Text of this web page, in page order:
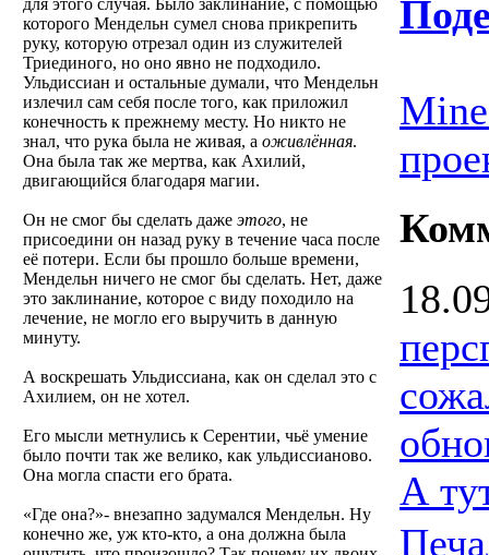
для этого случая. Было заклинание, с помощью
которого Мендельн сумел снова прикрепить
руку, которую отрезал один из служителей
Триединого, но оно явно не подходило.
Ульдиссиан и остальные думали, что Мендельн
излечил сам себя после того, как приложил
конечность к прежнему месту. Но никто не
знал, что рука была не живая, а оживлённая.
Она была так же мертва, как Ахилий,
двигающийся благодаря магии.
Он не смог бы сделать даже этого, не
присоедини он назад руку в течение часа после
её потери. Если бы прошло больше времени,
Мендельн ничего не смог бы сделать. Нет, даже
это заклинание, которое с виду походило на
лечение, не могло его выручить в данную
минуту.
А воскрешать Ульдиссиана, как он сделал это с
Ахилием, он не хотел.
Его мысли метнулись к Серентии, чьё умение
было почти так же велико, как ульдиссианово.
Она могла спасти его брата.
«Где она?»- внезапно задумался Мендельн. Ну
конечно же, уж кто-кто, а она должна была
А